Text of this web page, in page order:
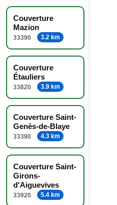
Couverture
Mazion
33390 3.2 km
Couverture
Étauliers
33820 3.9 km
Couverture Saint-
Genès-de-Blaye
33390 4.3 km
Couverture Saint-
Girons-
d'Aiguevives
33920 5.4 km